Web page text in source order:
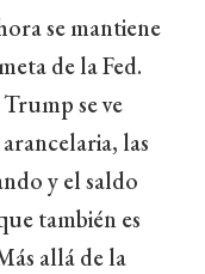
se mantiene
de la Fed.
se ve
las
y el saldo
también es
allá de la